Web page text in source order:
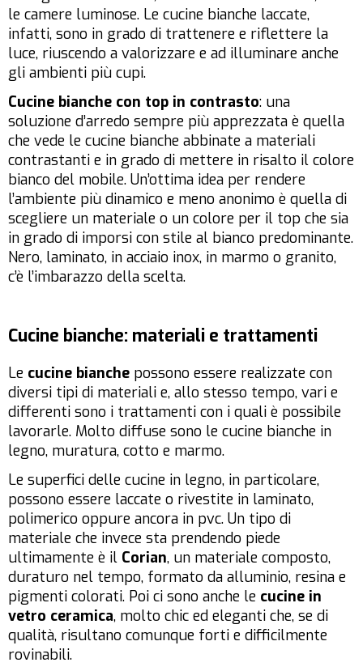
le camere luminose. Le cucine bianche laccate,
infatti, sono in grado di trattenere e riflettere la
luce, riuscendo a valorizzare e ad illuminare anche
gli ambienti più cupi.
Cucine bianche con top in contrasto: una
soluzione d’arredo sempre più apprezzata è quella
che vede le cucine bianche abbinate a materiali
contrastanti e in grado di mettere in risalto il colore
bianco del mobile. Un’ottima idea per rendere
l’ambiente più dinamico e meno anonimo è quella di
scegliere un materiale o un colore per il top che sia
in grado di imporsi con stile al bianco predominante.
Nero, laminato, in acciaio inox, in marmo o granito,
c’è l’imbarazzo della scelta.
Cucine bianche: materiali e trattamenti
Le cucine bianche possono essere realizzate con
diversi tipi di materiali e, allo stesso tempo, vari e
differenti sono i trattamenti con i quali è possibile
lavorarle. Molto diffuse sono le cucine bianche in
legno, muratura, cotto e marmo.
Le superfici delle cucine in legno, in particolare,
possono essere laccate o rivestite in laminato,
polimerico oppure ancora in pvc. Un tipo di
materiale che invece sta prendendo piede
ultimamente è il Corian, un materiale composto,
duraturo nel tempo, formato da alluminio, resina e
pigmenti colorati. Poi ci sono anche le cucine in
vetro ceramica, molto chic ed eleganti che, se di
qualità, risultano comunque forti e difficilmente
rovinabili.